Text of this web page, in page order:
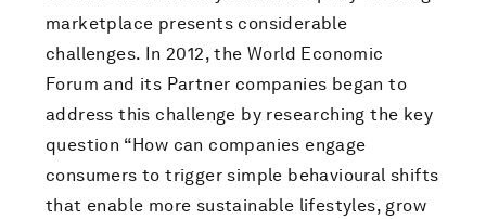
marketplace presents considerable
challenges. In 2012, the World Economic
Forum and its Partner companies began to
address this challenge by researching the key
question “How can companies engage
consumers to trigger simple behavioural shifts
that enable more sustainable lifestyles, grow